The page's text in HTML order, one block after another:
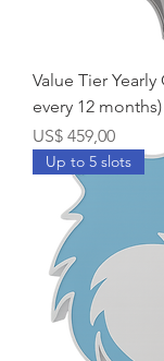
Value Tier
every 12 months)
Prijs
US$ 459,00
Up to 5 slots